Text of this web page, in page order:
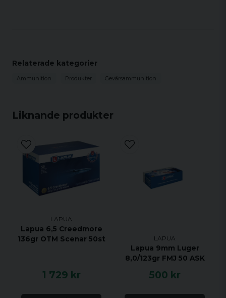
Liknande produkter
LAPUA
Lapua 6,5 Creedmore
136gr OTM Scenar 50st
1 729 kr
LAPUA
Lapua 9mm Luger
8,0/123gr FMJ 50 ASK
500 kr
Relaterade kategorier
Ammunition Produkter Gevärsammunition